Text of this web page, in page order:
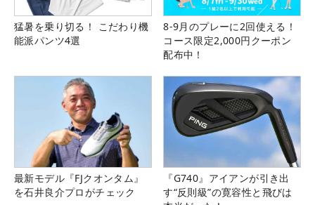
猛暑を乗り切る！ こだわり機
能派パンツ4選
8-9月のプレーに2回使える！
コース限定2,000円クーポン
配布中！
最新モデル『FJクオンタム』
を石井良介プロがチェック
『G740』アイアンが引き出
す“反則級”の寛容性と飛びは